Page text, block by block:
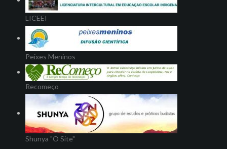
LICEEI
Peixes Meninos
Recomeço
Shunya "O Site"